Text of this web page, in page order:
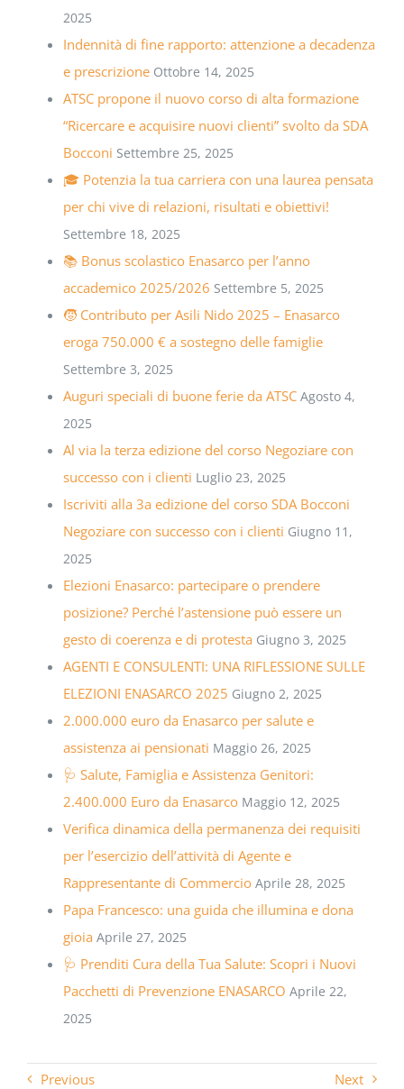
2025
Indennità di fine rapporto: attenzione a decadenza
e prescrizione Ottobre 14, 2025
ATSC propone il nuovo corso di alta formazione
“Ricercare e acquisire nuovi clienti” svolto da SDA
Bocconi Settembre 25, 2025
🎓 Potenzia la tua carriera con una laurea pensata
per chi vive di relazioni, risultati e obiettivi!
Settembre 18, 2025
📚 Bonus scolastico Enasarco per l’anno
accademico 2025/2026 Settembre 5, 2025
🧒 Contributo per Asili Nido 2025 – Enasarco
eroga 750.000 € a sostegno delle famiglie
Settembre 3, 2025
Auguri speciali di buone ferie da ATSC Agosto 4,
2025
Al via la terza edizione del corso Negoziare con
successo con i clienti Luglio 23, 2025
Iscriviti alla 3a edizione del corso SDA Bocconi
Negoziare con successo con i clienti Giugno 11,
2025
Elezioni Enasarco: partecipare o prendere
posizione? Perché l’astensione può essere un
gesto di coerenza e di protesta Giugno 3, 2025
AGENTI E CONSULENTI: UNA RIFLESSIONE SULLE
ELEZIONI ENASARCO 2025 Giugno 2, 2025
2.000.000 euro da Enasarco per salute e
assistenza ai pensionati Maggio 26, 2025
🩺 Salute, Famiglia e Assistenza Genitori:
2.400.000 Euro da Enasarco Maggio 12, 2025
Verifica dinamica della permanenza dei requisiti
per l’esercizio dell’attività di Agente e
Rappresentante di Commercio Aprile 28, 2025
Papa Francesco: una guida che illumina e dona
gioia Aprile 27, 2025
🩺 Prenditi Cura della Tua Salute: Scopri i Nuovi
Pacchetti di Prevenzione ENASARCO Aprile 22,
2025
Previous Next